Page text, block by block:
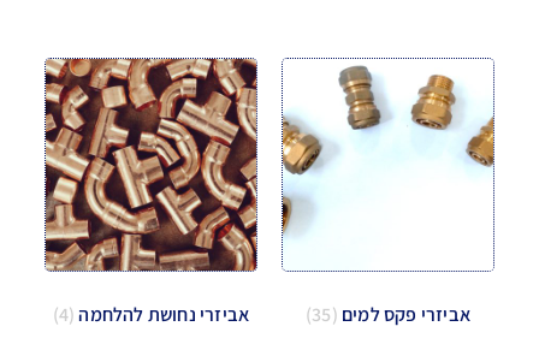
אביזרי פקס למים (35) אביזרי נחושת להלחמה(4)